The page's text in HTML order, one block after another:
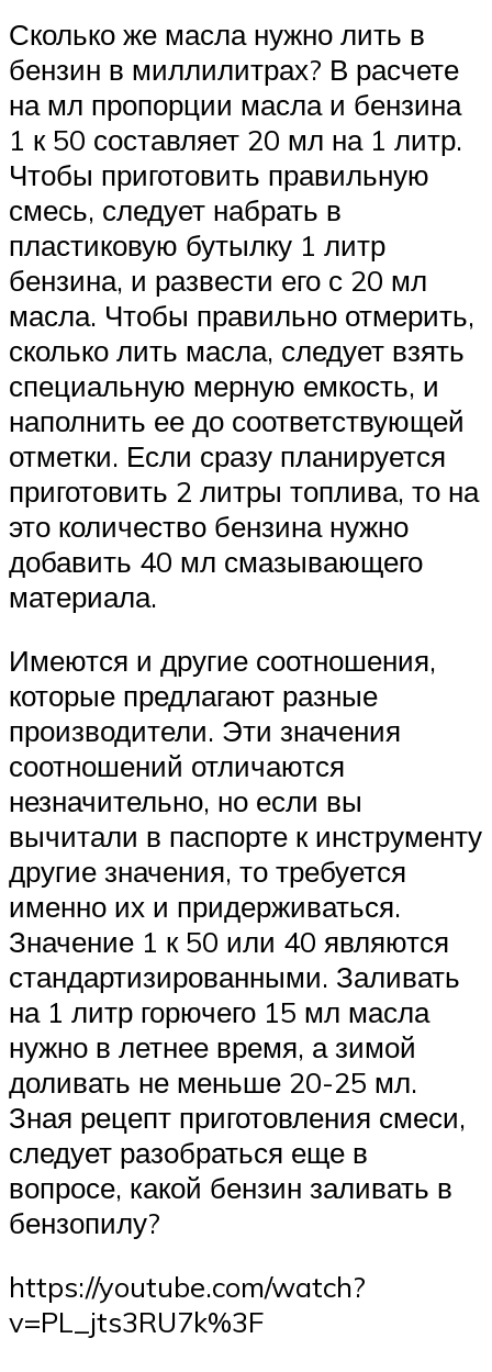
Сколько же масла нужно лить в
бензин в миллилитрах? В расчете
на мл пропорции масла и бензина
1 к 50 составляет 20 мл на 1 литр.
Чтобы приготовить правильную
смесь, следует набрать в
пластиковую бутылку 1 литр
бензина, и развести его с 20 мл
масла. Чтобы правильно отмерить,
сколько лить масла, следует взять
специальную мерную емкость, и
наполнить ее до соответствующей
отметки. Если сразу планируется
приготовить 2 литры топлива, то на
это количество бензина нужно
добавить 40 мл смазывающего
материала.
Имеются и другие соотношения,
которые предлагают разные
производители. Эти значения
соотношений отличаются
незначительно, но если вы
вычитали в паспорте к инструменту
другие значения, то требуется
именно их и придерживаться.
Значение 1 к 50 или 40 являются
стандартизированными. Заливать
на 1 литр горючего 15 мл масла
нужно в летнее время, а зимой
доливать не меньше 20-25 мл.
Зная рецепт приготовления смеси,
следует разобраться еще в
вопросе, какой бензин заливать в
бензопилу?
https://youtube.com/watch?
v=PL_jts3RU7k%3F